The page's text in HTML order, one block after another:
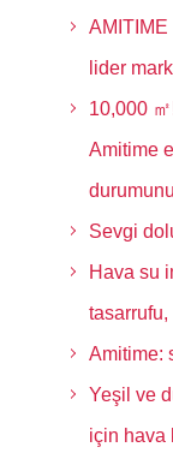
AMITIME
lider
10,000 ㎡
Amitime
Sevgi
Hava su
Amitime:
Yeşil ve
için hava